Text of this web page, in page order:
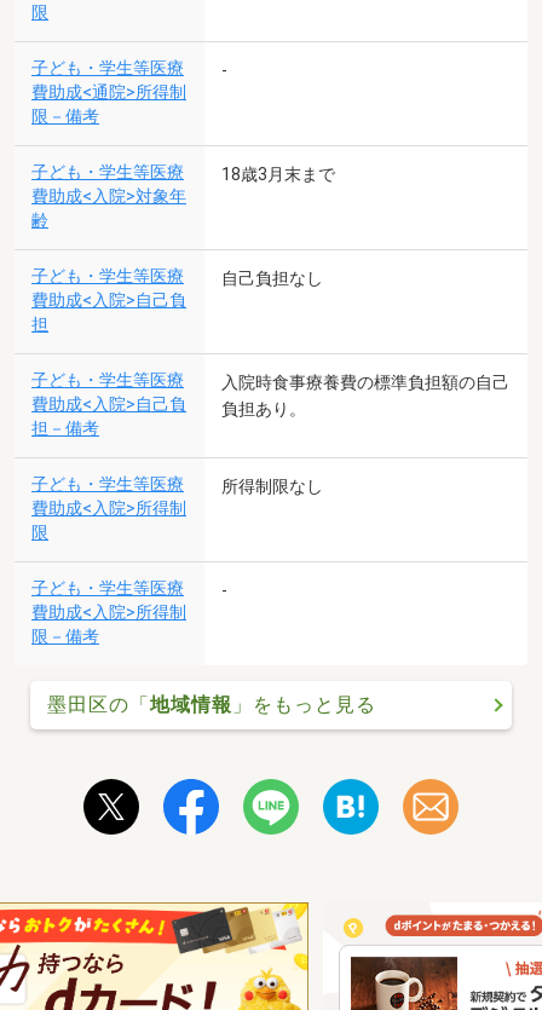
限
子ども・学生等医療
費助成<通院>所得制
限－備考
-
子ども・学生等医療
費助成<入院>対象年
齢
18歳3月末まで
子ども・学生等医療
費助成<入院>自己負
担
自己負担なし
子ども・学生等医療
費助成<入院>自己負
担－備考
入院時食事療養費の標準負担額の自己
負担あり。
子ども・学生等医療
費助成<入院>所得制
限
所得制限なし
子ども・学生等医療
費助成<入院>所得制
限－備考
-
墨田区の「 地域情報 」をもっと見る